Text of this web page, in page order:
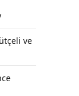
ve